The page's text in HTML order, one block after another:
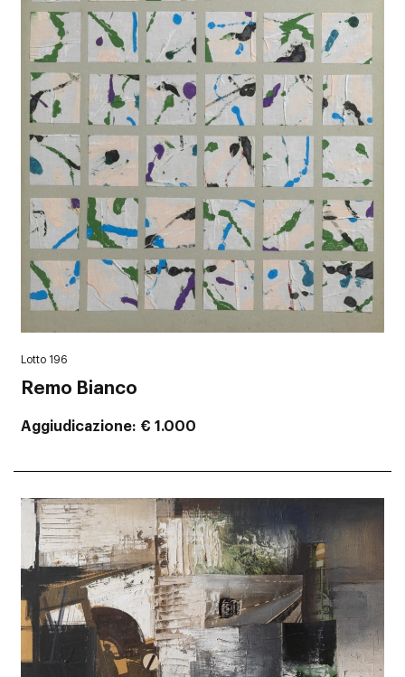
Lotto 196
Remo Bianco
Aggiudicazione € 1.000